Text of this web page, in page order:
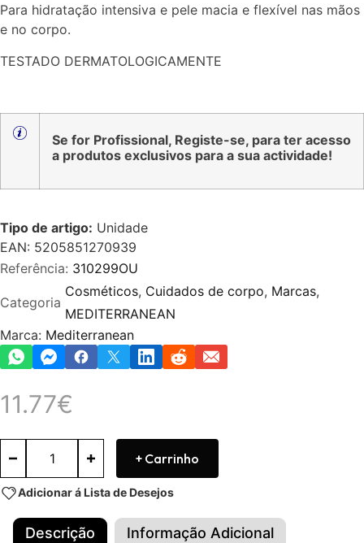
Para hidratação intensiva e pele macia e flexível nas mãos
e no corpo.
TESTADO DERMATOLOGICAMENTE
Se for Profissional, Registe-se, para ter acesso
a produtos exclusivos para a sua actividade!
Tipo de artigo: Unidade
EAN: 5205851270939
Referência: 310299OU
Categoria
Cosméticos, Cuidados de corpo, Marcas,
MEDITERRANEAN
Marca: Mediterranean
11.77€
+ Carrinho
Adicionar á Lista de Desejos
Descrição
Informação Adicional